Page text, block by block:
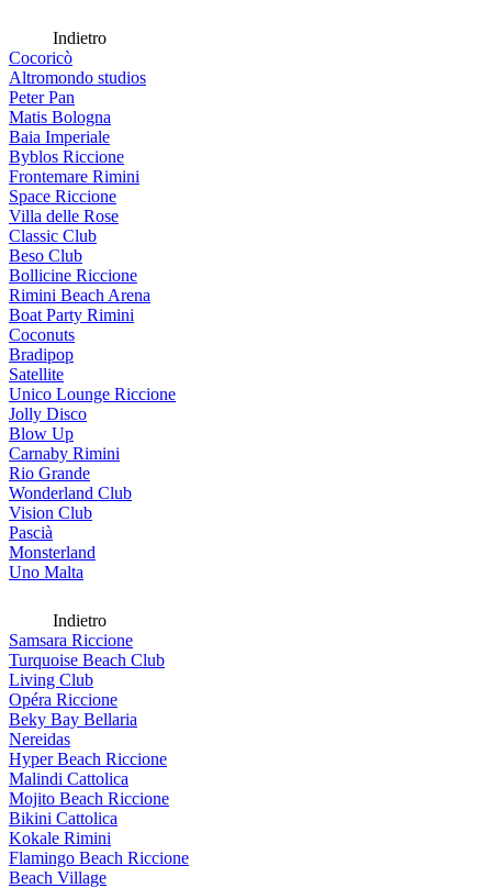
Indietro
Cocoricò
Altromondo studios
Peter Pan
Matis Bologna
Baia Imperiale
Byblos Riccione
Frontemare Rimini
Space Riccione
Villa delle Rose
Classic Club
Beso Club
Bollicine Riccione
Rimini Beach Arena
Boat Party Rimini
Coconuts
Bradipop
Satellite
Unico Lounge Riccione
Jolly Disco
Blow Up
Carnaby Rimini
Rio Grande
Wonderland Club
Vision Club
Pascià
Monsterland
Uno Malta
Indietro
Samsara Riccione
Turquoise Beach Club
Living Club
Opéra Riccione
Beky Bay Bellaria
Nereidas
Hyper Beach Riccione
Malindi Cattolica
Mojito Beach Riccione
Bikini Cattolica
Kokale Rimini
Flamingo Beach Riccione
Beach Village